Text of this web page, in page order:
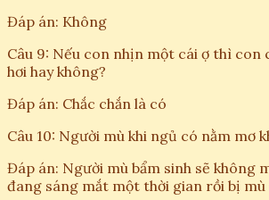
Đáp án: Không
Câu 9: Nếu con nhịn một cái ợ thì con
hơi hay không?
Đáp án: Chắc chắn là có
Câu 10: Người mù khi ngủ có nằm mơ
Đáp án: Người mù bẩm sinh sẽ không
đang sáng mắt một thời gian rồi bị mù